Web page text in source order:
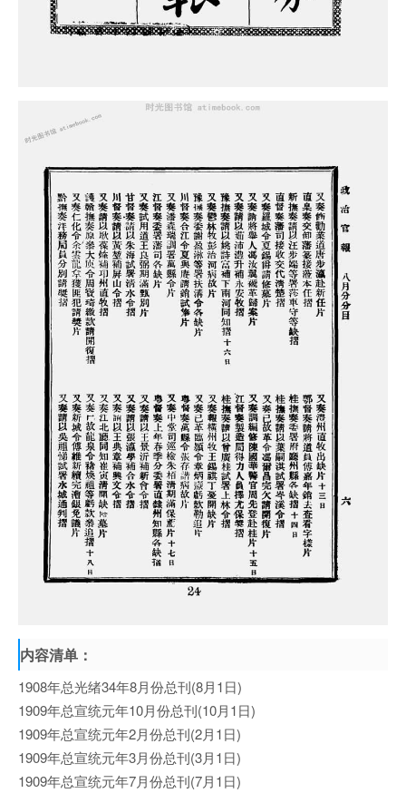
内容清单：
1908年总光绪34年8月份总刊(8月1日)
1909年总宣统元年10月份总刊(10月1日)
1909年总宣统元年2月份总刊(2月1日)
1909年总宣统元年3月份总刊(3月1日)
1909年总宣统元年7月份总刊(7月1日)